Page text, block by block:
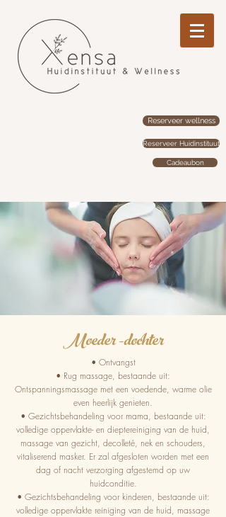
Reserveer wellness
Reserveer Huidinstituut
Cadeaubon
Moeder -dochter
• Ontvangst
• Rug massage, bestaande uit:
Ontspanningsmassage met een voedende, warme olie
even heerlijk genieten.
• Gezichtsbehandeling voor mama, bestaande uit:
volledige oppervlakte- en dieptereiniging van de huid,
massage van gezicht, decolleté, nek en schouders,
vitaliserend masker. Er zal afgesloten worden met een
dag of nacht verzorging afgestemd op uw
huidconditie.
• Gezichtsbehandeling voor kinderen, bestaande uit:
volledige oppervlakte reiniging van de huid, massage